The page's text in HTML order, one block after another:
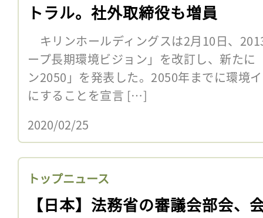
トラル。社外取締役も増員
キリンホールディングスは2月10日、
ープ長期環境ビジョン」を改訂し、新たに
ン2050」を発表した。2050年までに環境
にすることを宣言 […]
2020/02/25
トップニュース
【日本】法務省の審議会部会、